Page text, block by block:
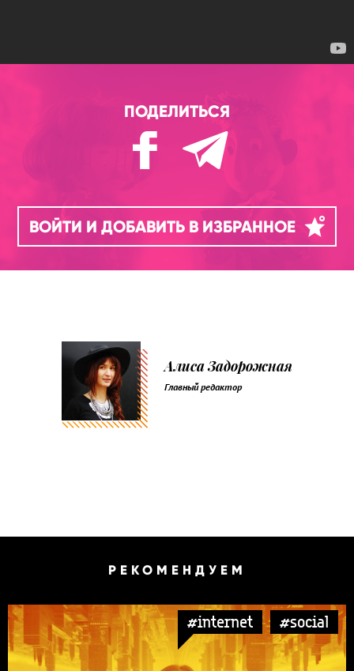
ПОДЕЛИТЬСЯ
ВОЙТИ И ДОБАВИТЬ В ИЗБРАННОЕ
Алиса Задорожная
Главный редактор
РЕКОМЕНДУЕМ
#internet #social